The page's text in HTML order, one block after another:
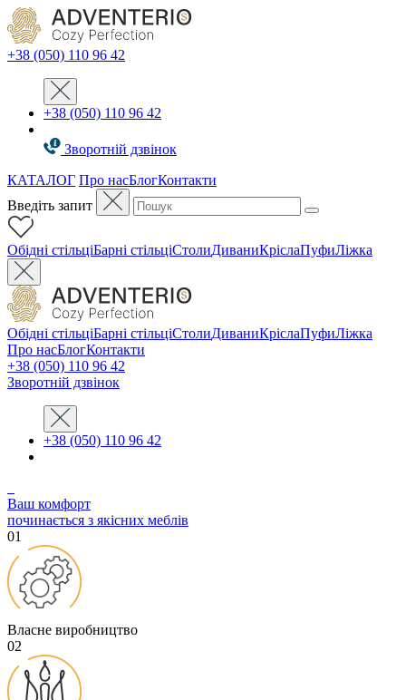
+38 (050) 110 96 42
+38 (050) 110 96 42
Зворотній дзвінок
КАТАЛОГ Про насБлогКонтакти
Введіть запит
Oбідні стільціБарні стільціСтолиДиваниКріслаПуфиЛіжка
Oбідні стільціБарні стільціСтолиДиваниКріслаПуфиЛіжка
Про насБлогКонтакти
+38 (050) 110 96 42
Зворотній дзвінок
+38 (050) 110 96 42
Ваш комфорт
починається з якісних меблів
01
Власне виробництво
02